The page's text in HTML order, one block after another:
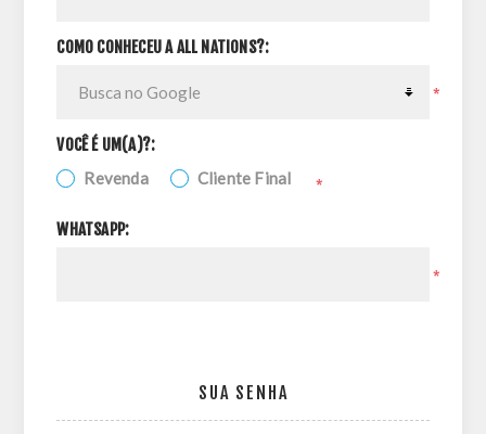
COMO CONHECEU A ALL NATIONS?:
*
VOCÊ É UM(A)?:
Revenda Cliente Final *
WHATSAPP:
*
SUA SENHA